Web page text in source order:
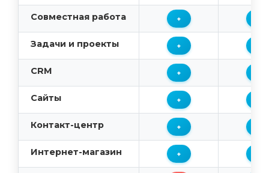
Совместная работа +
Задачи и проекты +
CRM +
Сайты +
Контакт-центр +
Интернет-магазин +